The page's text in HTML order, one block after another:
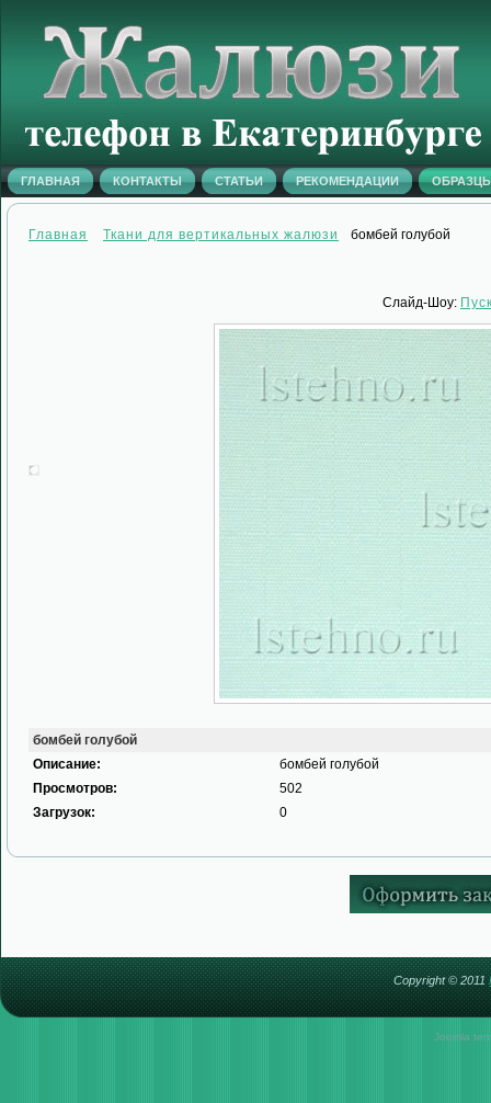
ГЛАВНАЯ КОНТАКТЫ СТАТЬИ РЕКОМЕНДАЦИИ
Главная Ткани для вертикальных жалюзи бомбей голубой
Слайд-Шоу:
бомбей голубой
Описание:
бомбей голубой
Просмотров:
502
Загрузок:
0
Copyright © 2011
Joomla